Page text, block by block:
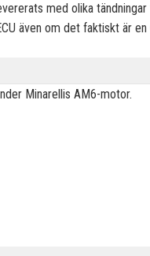
VÄLJ
med olika
även om det faktiskt är en
Minarellis AM6-motor.